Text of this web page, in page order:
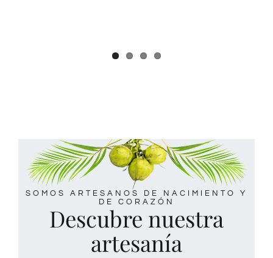
SOMOS ARTESANOS DE NACIMIENTO Y
DE CORAZÓN
Descubre nuestra
artesanía